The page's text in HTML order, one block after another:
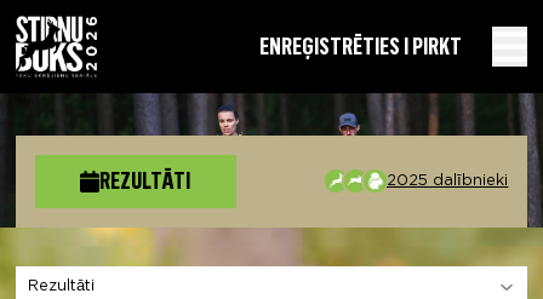
ENREĢISTRĒTIES I PIRKT
REZULTĀTI 2025 dalībnieki
Izvēlies sadaļu